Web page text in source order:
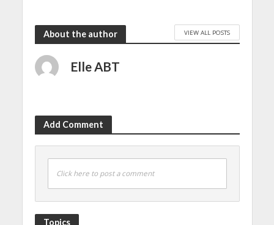
About the author VIEW ALL POSTS
Elle ABT
Add Comment
Click here to post a comment
Topics